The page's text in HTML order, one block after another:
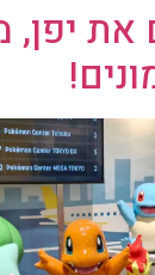
את יפן,